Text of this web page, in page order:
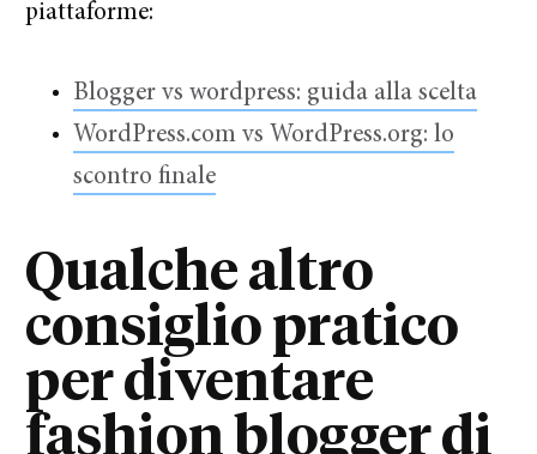
piattaforme:
Blogger vs wordpress: guida alla scelta
WordPress.com vs WordPress.org: lo
scontro finale
Qualche altro
consiglio pratico
per diventare
fashion blogger di
Ciao, sono Alex di Marketers.
Ti interessaaccelerare la tua
crescitanel mercato digitale?
Scrivimi su WhatsApp e sarò